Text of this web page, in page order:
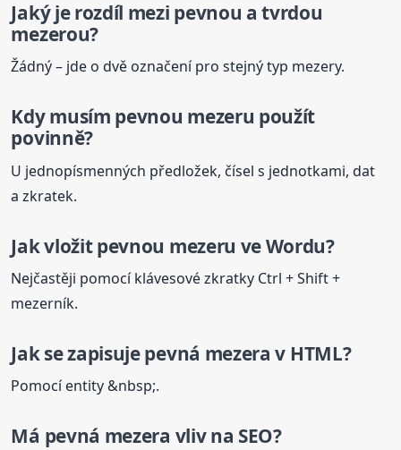
Jaký je rozdíl mezi pevnou a tvrdou
mezerou?
Žádný – jde o dvě označení pro stejný typ mezery.
Kdy musím pevnou mezeru použít
povinně?
U jednopísmenných předložek, čísel s jednotkami, dat
a zkratek.
Jak vložit pevnou mezeru ve Wordu?
Nejčastěji pomocí klávesové zkratky Ctrl + Shift +
mezerník.
Jak se zapisujepevná mezera v HTML?
Pomocí entity &nbsp;.
Má pevná mezera vliv na SEO?